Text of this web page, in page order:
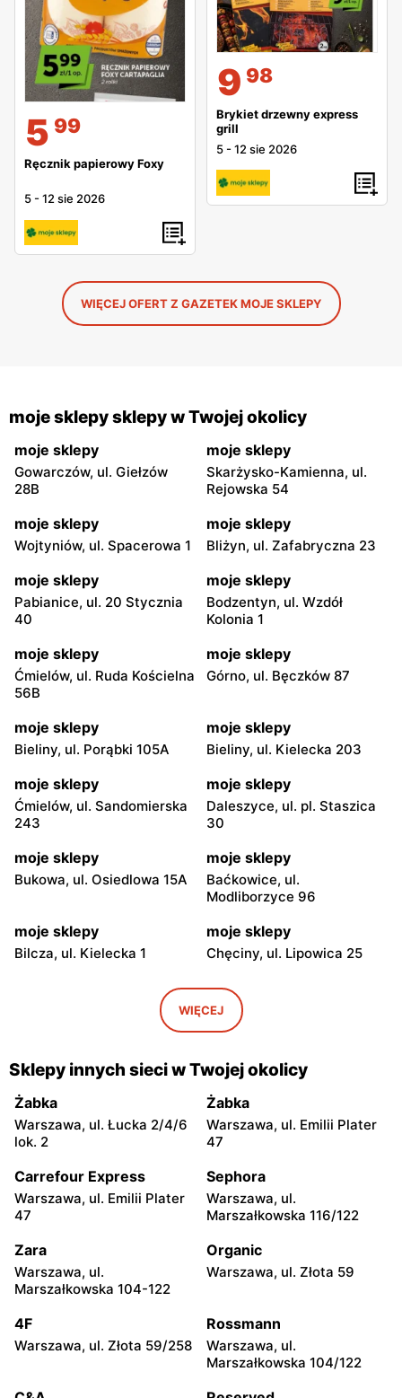
5 99
Ręcznik papierowy Foxy
5 -12 sie 2026
9 98
Brykiet drzewny express
grill
5 -12 sie 2026
WIĘCEJ OFERT Z GAZETEK MOJE SKLEPY
moje sklepy sklepy w Twojej okolicy
moje sklepy
Gowarczów, ul. Giełzów
28B
moje sklepy
Skarżysko-Kamienna, ul.
Rejowska 54
moje sklepy
Wojtyniów, ul. Spacerowa 1
moje sklepy
Bliżyn, ul. Zafabryczna 23
moje sklepy
Pabianice, ul. 20 Stycznia
40
moje sklepy
Bodzentyn, ul. Wzdół
Kolonia 1
moje sklepy
Ćmielów, ul. Ruda Kościelna
56B
moje sklepy
Górno, ul. Bęczków 87
moje sklepy
Bieliny, ul. Porąbki 105A
moje sklepy
Bieliny, ul. Kielecka 203
moje sklepy
Ćmielów, ul. Sandomierska
243
moje sklepy
Daleszyce, ul. pl. Staszica
30
moje sklepy
Bukowa, ul. Osiedlowa 15A
moje sklepy
Baćkowice, ul.
Modliborzyce 96
moje sklepy
Bilcza, ul. Kielecka 1
moje sklepy
Chęciny, ul. Lipowica 25
Iwaniska, ul. Ujazdowska 5
moje sklepy
Bogoria, ul. Rynek 30
Gorzyce, ul. Szkolna 44 Grębów, ul. Wydrza 180
moje sklepy
Jadachy, ul. Jadachy 111
moje sklepy
Jeżowe, ul. Zalesie 77
Kazimierza Wielka, ul.
Kolejowa 15
Kamień, ul. Błonie 23
Górki, ul. Górki 71
Gumniska, ul. Gumniska
157C
Iwierzyce, ul. Iwierzyce
152A
Tczew, ul. Franciszka Żwirki
61
WIĘCEJ
Sklepy innych sieci w Twojej okolicy
Żabka
Warszawa, ul. Łucka 2/4/6
lok. 2
Żabka
Warszawa, ul. Emilii Plater
47
Carrefour Express
Warszawa, ul. Emilii Plater
47
Sephora
Warszawa, ul.
Marszałkowska 116/122
Zara
Warszawa, ul.
Marszałkowska 104-122
Organic
Warszawa, ul. Złota 59
4F
Warszawa, ul. Złota 59/258
Rossmann
Warszawa, ul.
Marszałkowska 104/122